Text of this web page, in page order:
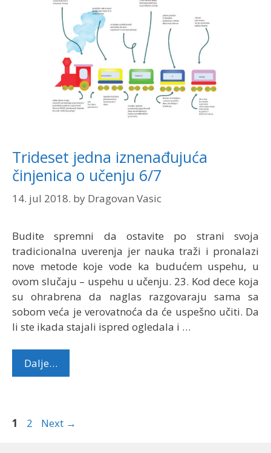
Trideset jedna iznenađujuća
činjenica o učenju 6/7
14. jul 2018. by Dragovan Vasic
Budite spremni da ostavite po strani svoja
tradicionalna uverenja jer nauka traži i pronalazi
nove metode koje vode ka budućem uspehu, u
ovom slučaju – uspehu u učenju. 23. Kod dece koja
su ohrabrena da naglas razgovaraju sama sa
sobom veća je verovatnoća da će uspešno učiti. Da
li ste ikada stajali ispred ogledala i …
Dalje…
Page
1 Page
2 Next →